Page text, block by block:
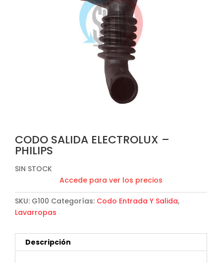
CODO SALIDA ELECTROLUX –
PHILIPS
SIN STOCK
Accede para ver los precios
SKU: G100 Categorías: Codo Entrada Y Salida,
Lavarropas
Descripción